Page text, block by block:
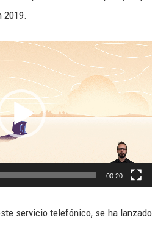
2019.
00:20
servicio telefónico, se ha lanzado